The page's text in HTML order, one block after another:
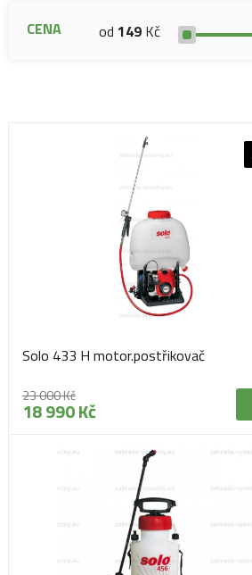
CENA od 149Kč
Solo 433 H motor.postřikovač
23 000 Kč
18 990 Kč